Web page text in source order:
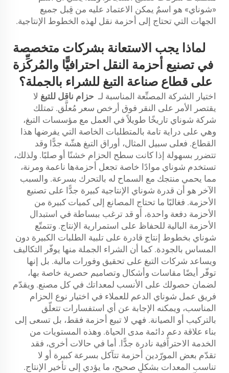
«شوناي» هو اسمٌ يمكن الاعتماد عليه من قِبل جميع
الجهات التي تحتاج إلى أحزمة نقل لهذه الخطوط الإنتاجية.
لماذا يجب الاستعانة بشركات متخصصة
في تصنيع أحزمة النقل احترافيًّا والمُركِّزة
على قطاع صناعة التبغ للشراء بالجملة؟
اختيار الشركة المصنِّعة المناسبة لـ حزام ناقل للتبغ لا
يقتصر الأمر على النقر فوق أرخص سعر مُعلَّق. تمتلك
شركة شوناي تاريخًا طويلاً في العمل مع مؤسسات التبغ،
وهي على دراية تامة بالمتطلبات الخاصة التي يفرضها هذا
القطاع. فعلى سبيل المثال، أوراق التبغ هشّة جدًّا وقد
تتضرر بسهولة إذا كانت سطح الحزام خشنًا أو صلبًا. ولذلك،
تستخدم شوناي موادًا خاصة تجعل أحزمةها ناعمة ومرنة،
مما يحمي منتجك مع السماح له بالتحرك بسرعة. والسبب
الآخر هو أن قدرة شوناي الإنتاجية كبيرة جدًّا على تصنيع
الأحزمة. فغالبًا ما تحتاج المصانع إلى كميات كبيرة من
الأحزمة دفعة واحدة، أو قد ترغب ببساطة في استبدال
الأحزمة البالية للحفاظ على استمرارية الإنتاج. وتتمتّع
شوناي بخطوط إنتاج قادرة على تلبية الطلبات الكبيرة دون
المساس بالجودة. كما أن الشراء الجملة منها يوفّر التكاليف
ويساعد شركات التبغ على تحقيق وفورات مالية. بل إنها
توفّر أيضًا مقاسات وأشكال وتصاميم حصرية خاصة بها،
لضمان حصولك على الأنسب لمعداتك في كل مصنع. ويقدّم
فريق عمل شوناي الدعم للعملاء في اختيار نوع الحزام
المناسب، ويمكنه الإجابة عن أي استفسارات تتعلّق
بالتركيب أو الصيانة. فهي لا تبيع أحزمة فقط، بل تسعى إلى
بناء علاقة دعمٍ دائمة مدى الحياة. وهذه المستويات من
الخدمة الاحترافية نادرة جدًّا. أما في حالات أخرى، فقد
تقدّم بعض المورّدين أحزمة تتآكل بسرعة كبيرة أو لا
تناسب المعدات بشكلٍ صحيح، ما يؤدي إلى تأخير الإنتاج.